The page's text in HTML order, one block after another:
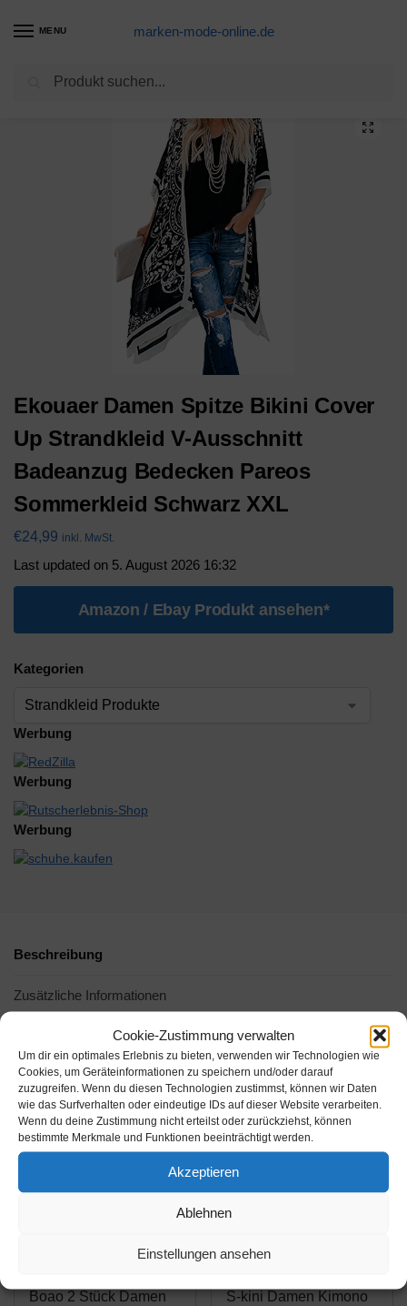
Cookie-Zustimmung verwalten
Um dir ein optimales Erlebnis zu bieten, verwenden wir Technologien wie
Cookies, um Geräteinformationen zu speichern und/oder darauf
zuzugreifen. Wenn du diesen Technologien zustimmst, können wir Daten
wie das Surfverhalten oder eindeutige IDs auf dieser Website verarbeiten.
Wenn du deine Zustimmung nicht erteilst oder zurückziehst, können
bestimmte Merkmale und Funktionen beeinträchtigt werden.
Akzeptieren
Ablehnen
Einstellungen ansehen
MENU marken-mode-online.de
Strandkleid Produkte
Ekouaer Damen Spitze Bikini Cover
Up Strandkleid V-Ausschnitt
Badeanzug Bedecken Pareos
Sommerkleid Schwarz XXL
€24,99 inkl. MwSt.
Last updated on 5. August 2026 16:32
Amazon / Ebay Produkt ansehen*
Kategorien
Werbung
Werbung
Werbung
Beschreibung
Zusätzliche Informationen
Boao 2 Stück Damen
24,99€
S-kini Damen Kimono